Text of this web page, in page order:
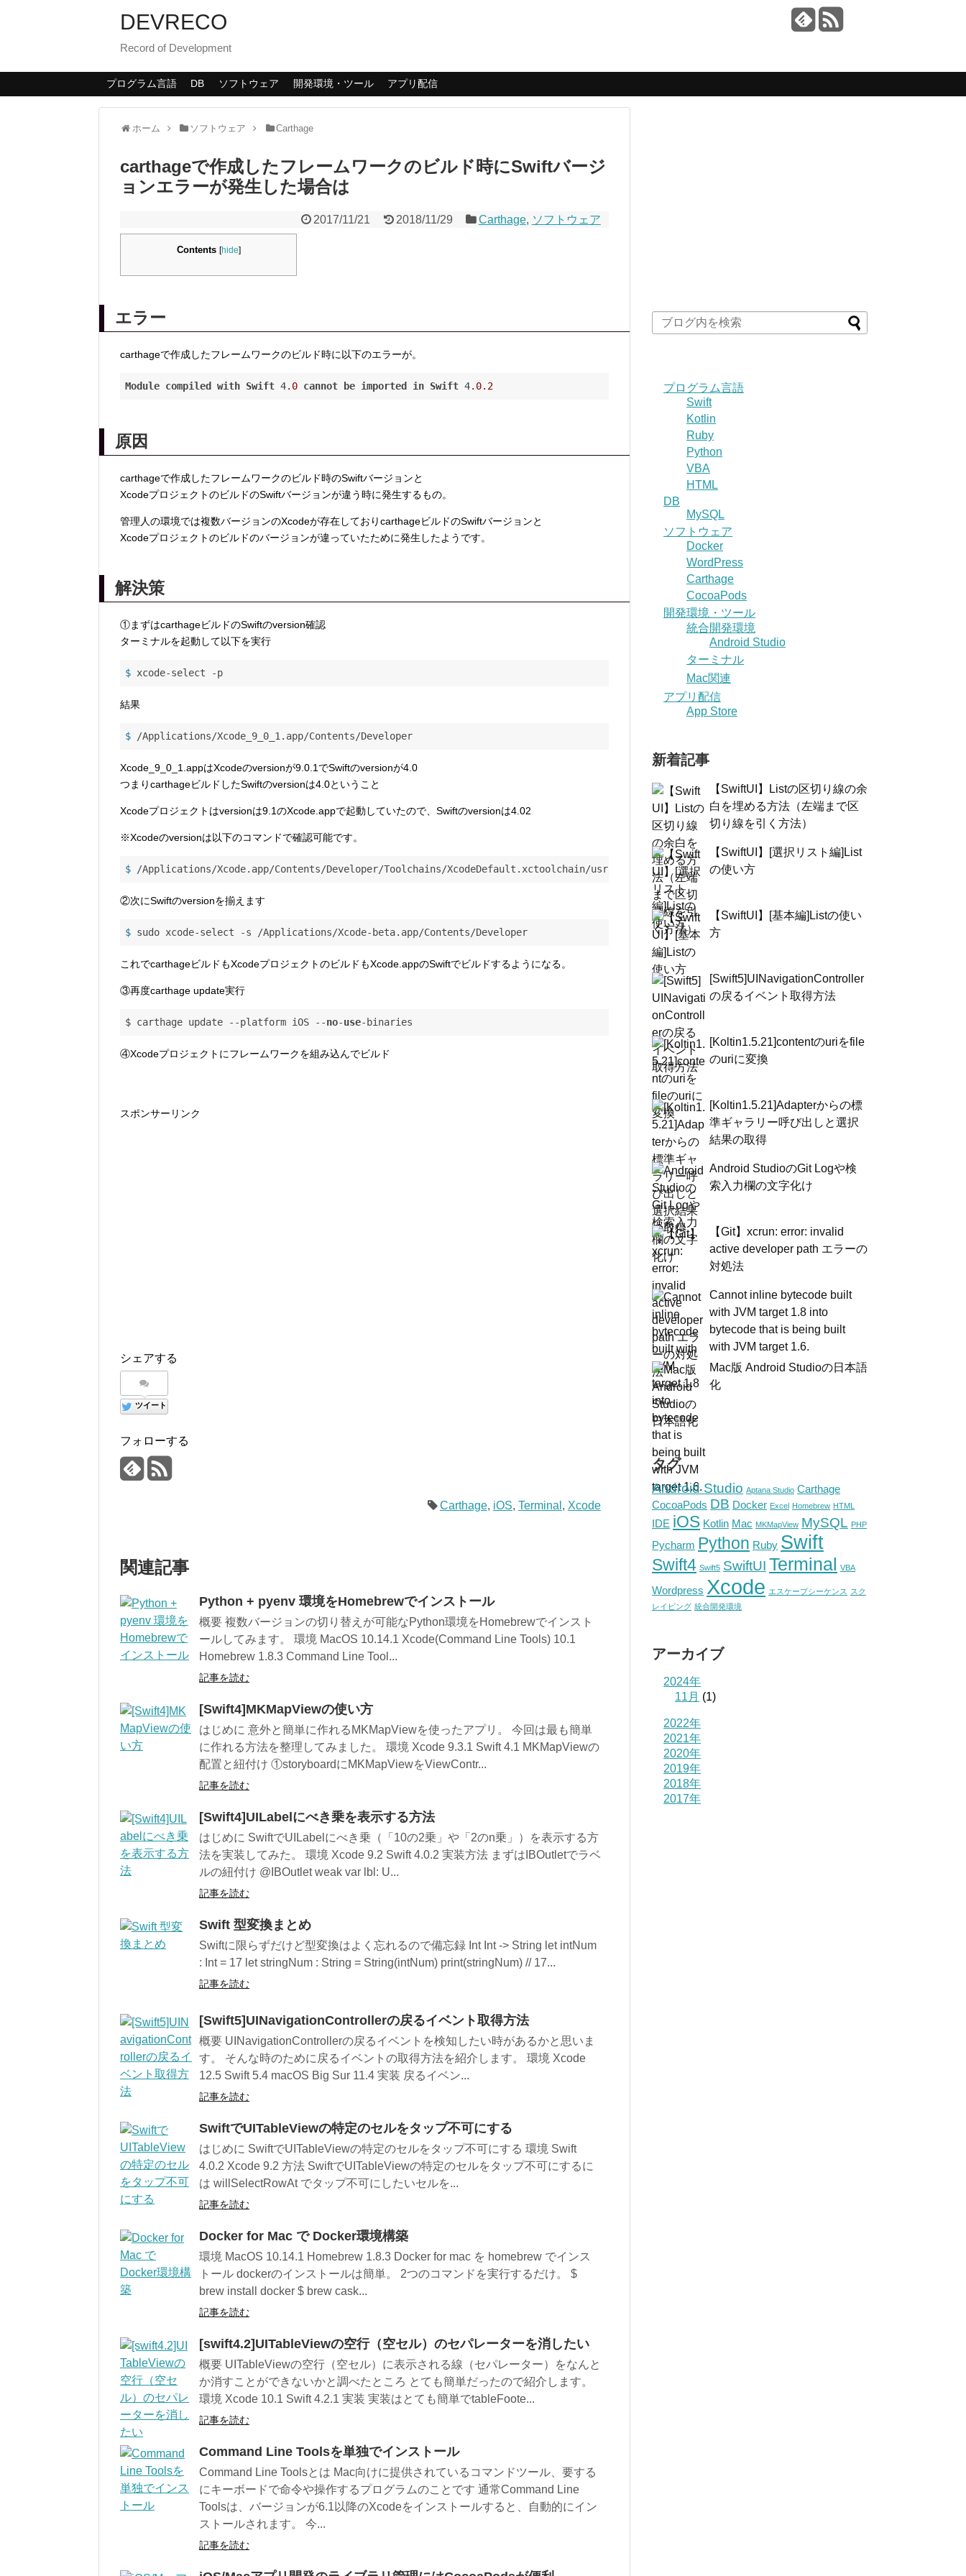
DEVRECO
Record of Development
プログラム言語 DB ソフトウェア 開発環境・ツール アプリ配信
ホーム ソフトウェア Carthage
carthageで作成したフレームワークのビルド時にSwiftバージ
ョンエラーが発生した場合は
2017/11/21 2018/11/29 Carthage, ソフトウェア
Contents [hide]
エラー
carthageで作成したフレームワークのビルド時に以下のエラーが。
Module compiled with Swift 4.0 cannot be imported in Swift 4.0.2
原因
carthageで作成したフレームワークのビルド時のSwiftバージョンと
XcodeプロジェクトのビルドのSwiftバージョンが違う時に発生するもの。
管理人の環境では複数バージョンのXcodeが存在しておりcarthageビルドのSwiftバージョンと
Xcodeプロジェクトのビルドのバージョンが違っていたために発生したようです。
解決策
①まずはcarthageビルドのSwiftのversion確認
ターミナルを起動して以下を実行
$ xcode-select -p
結果
$ /Applications/Xcode_9_0_1.app/Contents/Developer
Xcode_9_0_1.appはXcodeのversionが9.0.1でSwiftのversionが4.0
つまりcarthageビルドしたSwiftのversionは4.0ということ
Xcodeプロジェクトはversionは9.1のXcode.appで起動していたので、Swiftのversionは4.02
※Xcodeのversionは以下のコマンドで確認可能です。
$ /Applications/Xcode.app/Contents/Developer/Toolchains/XcodeDefault.xctoolchain/usr/bin/swift -v
②次にSwiftのversionを揃えます
$ sudo xcode-select -s /Applications/Xcode-beta.app/Contents/Developer
これでcarthageビルドもXcodeプロジェクトのビルドもXcode.appのSwiftでビルドするようになる。
③再度carthage update実行
$ carthage update --platform iOS --no-use-binaries
④Xcodeプロジェクトにフレームワークを組み込んでビルド
スポンサーリンク
シェアする
ツイート
フォローする
Carthage, iOS, Terminal , Xcode
関連記事
Python + pyenv 環境をHomebrewでインストール
概要 複数バージョンの切り替えが可能なPython環境をHomebrewでインスト
ールしてみます。 環境 MacOS 10.14.1 Xcode(Command Line Tools) 10.1
Homebrew 1.8.3 Command Line Tool...
記事を読む
[Swift4]MKMapViewの使い方
はじめに 意外と簡単に作れるMKMapViewを使ったアプリ。 今回は最も簡単
に作れる方法を整理してみました。 環境 Xcode 9.3.1 Swift 4.1 MKMapViewの
配置と紐付け ①storyboardにMKMapViewをViewContr...
記事を読む
[Swift4]UILabelにべき乗を表示する方法
はじめに SwiftでUILabelにべき乗（「10の2乗」や「2のn乗」）を表示する方
法を実装してみた。 環境 Xcode 9.2 Swift 4.0.2 実装方法 まずはIBOutletでラベ
ルの紐付け @IBOutlet weak var lbl: U...
記事を読む
Swift 型変換まとめ
Swiftに限らずだけど型変換はよく忘れるので備忘録 Int Int -> String let intNum
: Int = 17 let stringNum : String = String(intNum) print(stringNum) // 17...
記事を読む
[Swift5]UINavigationControllerの戻るイベント取得方法
概要 UINavigationControllerの戻るイベントを検知したい時があるかと思いま
す。 そんな時のために戻るイベントの取得方法を紹介します。 環境 Xcode
12.5 Swift 5.4 macOS Big Sur 11.4 実装 戻るイベン...
記事を読む
SwiftでUITableViewの特定のセルをタップ不可にする
はじめに SwiftでUITableViewの特定のセルをタップ不可にする 環境 Swift
4.0.2 Xcode 9.2 方法 SwiftでUITableViewの特定のセルをタップ不可にするに
は willSelectRowAt でタップ不可にしたいセルを...
記事を読む
Docker for Mac で Docker環境構築
環境 MacOS 10.14.1 Homebrew 1.8.3 Docker for mac を homebrew でインス
トール dockerのインストールは簡単。 2つのコマンドを実行するだけ。 $
brew install docker $ brew cask...
記事を読む
[swift4.2]UITableViewの空行（空セル）のセパレーターを消したい
概要 UITableViewの空行（空セル）に表示される線（セパレーター）をなんと
か消すことができないかと調べたところ とても簡単だったので紹介します。
環境 Xcode 10.1 Swift 4.2.1 実装 実装はとても簡単でtableFoote...
記事を読む
Command Line Toolsを単独でインストール
Command Line Toolsとは Mac向けに提供されているコマンドツール、要する
にキーボードで命令や操作するプログラムのことです 通常Command Line
Toolsは、バージョンが6.1以降のXcodeをインストールすると、自動的にイン
ストールされます。 今...
記事を読む
プログラム言語
Swift
Kotlin
Ruby
Python
VBA
HTML
DB
MySQL
ソフトウェア
Docker
WordPress
Carthage
CocoaPods
開発環境・ツール
統合開発環境
Android Studio
ターミナル
Mac関連
アプリ配信
App Store
新着記事
【SwiftUI】Listの区切り線の余
白を埋める方法（左端まで区
切り線を引く方法）
【SwiftUI】[選択リスト編]List
の使い方
【SwiftUI】[基本編]Listの使い
方
[Swift5]UINavigationController
の戻るイベント取得方法
[Koltin1.5.21]contentのuriをfile
のuriに変換
[Koltin1.5.21]Adapterからの標
準ギャラリー呼び出しと選択
結果の取得
Android StudioのGit Logや検
索入力欄の文字化け
【Git】xcrun: error: invalid
active developer path エラーの
対処法
Cannot inline bytecode built
with JVM target 1.8 into
bytecode that is being built
with JVM target 1.6.
Mac版 Android Studioの日本語
化
タグ
Android Studio Aptana Studio Carthage
CocoaPods DB Docker Excel Homebrew HTML
IDE iOS Kotlin Mac MKMapView MySQL PHP
Pycharm Python Ruby Swift
Swift4 Swift5 SwiftUI Terminal VBA
Wordpress Xcode エスケープシーケンス スク
レイピング 統合開発環境
アーカイブ
2024年
11月 (1)
2022年
2021年
2020年
2019年
2018年
2017年